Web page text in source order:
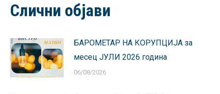
Слични објави
БАРОМЕТАР НА КОРУПЦИЈА за
месец ЈУЛИ 2026 година
06/08/2026